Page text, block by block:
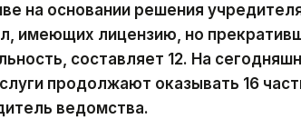
на основании решения
имеющих лицензию, но
составляет 12. На
продолжают оказывать 16
ведомства.